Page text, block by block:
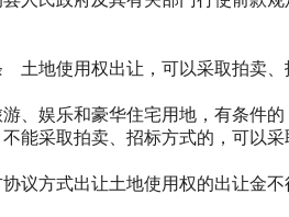
土地使用权出让，可以采取拍卖、
、娱乐和豪华住宅用地，有条件
能采取拍卖、招标方式的，可以
议方式出让土地使用权的出让金